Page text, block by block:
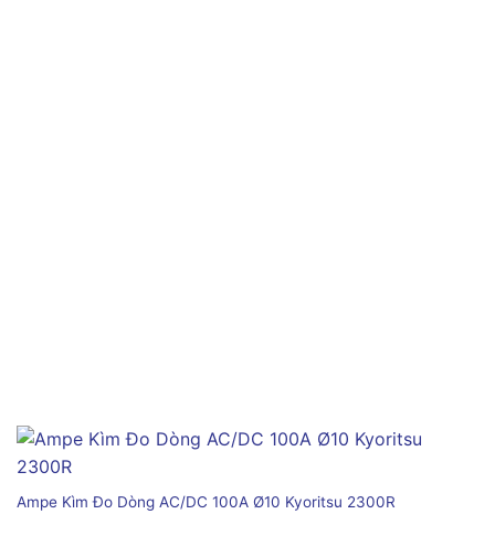
Ampe Kìm Đo Dòng AC/DC 100A Ø10 Kyoritsu 2300R